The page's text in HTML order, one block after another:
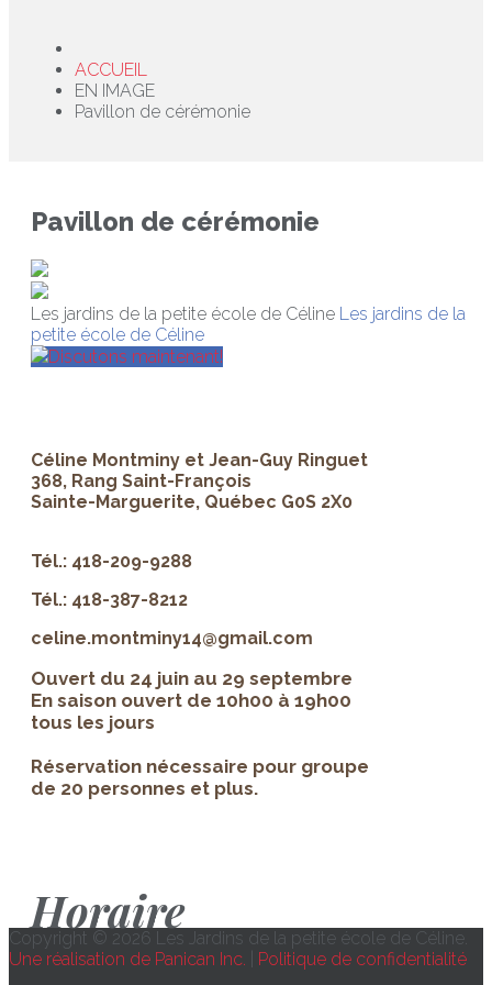
ACCUEIL
EN IMAGE
Pavillon de cérémonie
Pavillon de cérémonie
Les jardins de la petite école de Céline Les jardins de la
petite école de Céline
Discutons maintenant!
Céline Montminy et Jean-Guy Ringuet
368, Rang Saint-François
Sainte-Marguerite, Québec G0S 2X0
Tél.: 418-209-9288
Tél.: 418-387-8212
celine.montminy14@gmail.com
Ouvert du 24 juin au 29 septembre
En saison ouvert de 10h00 à 19h00
tous les jours
Réservation nécessaire pour groupe
de 20 personnes et plus.
Horaire
Copyright © 2026 Les Jardins de la petite école de Céline.
Une réalisation de Panican Inc.
Politique de confidentialité